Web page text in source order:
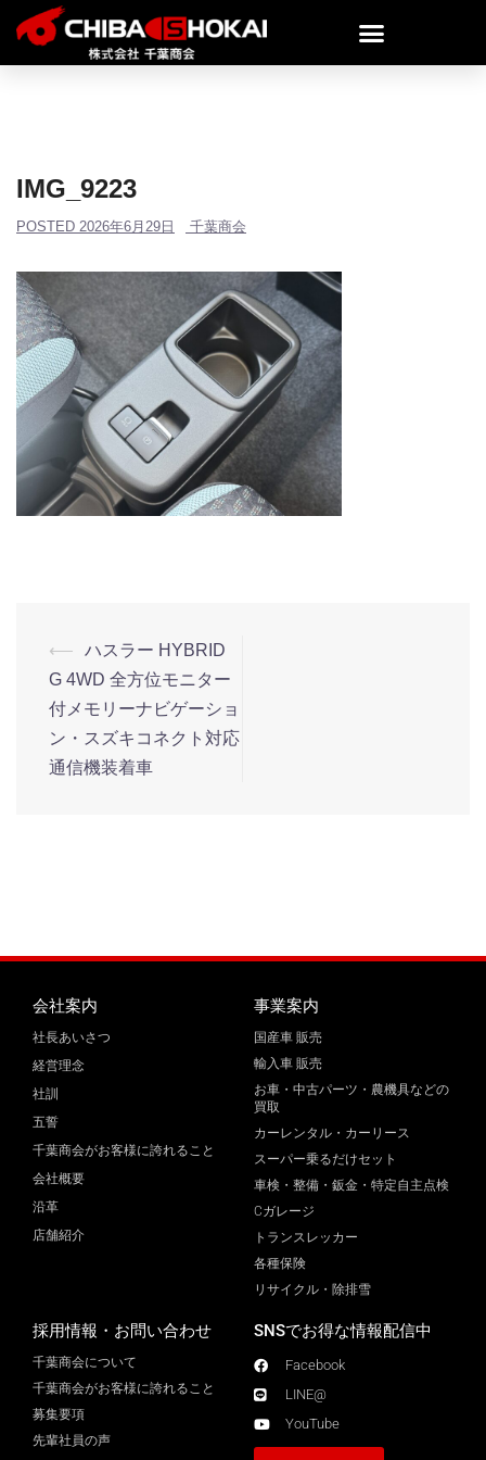
IMG_9223
POSTED 2026年6月29日 千葉商会
⟵
ハスラー HYBRID
G 4WD 全方位モニター
付メモリーナビゲーショ
ン・スズキコネクト対応
通信機装着車
会社案内
社長あいさつ
経営理念
社訓
五誓
千葉商会がお客様に誇れること
会社概要
沿革
店舗紹介
事業案内
国産車 販売
輸入車 販売
お車・中古パーツ・農機具などの
買取
カーレンタル・カーリース
スーパー乗るだけセット
車検・整備・鈑金・特定自主点検
Cガレージ
トランスレッカー
各種保険
リサイクル・除排雪
採用情報・お問い合わせ
千葉商会について
千葉商会がお客様に誇れること​
募集要項
先輩社員の声
SNSでお得な情報配信中
Facebook
LINE@
YouTube